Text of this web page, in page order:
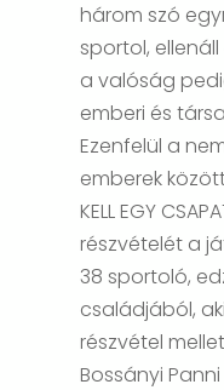
három szó
sportol,
a valóság
emberi és
Ezenfelül a
emberek
KELL EGY
részvételét a
38 sportoló,
családjából,
részvétel
Bossányi